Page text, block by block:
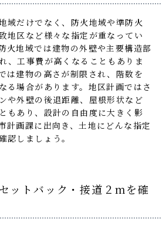
域だけでなく、防火地域や準防火
地区など様々な指定が重なってい
火地域では建物の外壁や主要構造部
、工事費が高くなることもありま
は建物の高さが制限され、階数を
る場合があります。地区計画ではさ
や外壁の後退距離、屋根形状など
もあり、設計の自由度に大きく影
計画課に出向き、土地にどんな指定
認しましょう。
ットバック・接道２mを確